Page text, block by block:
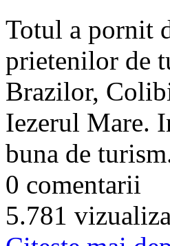
Totul a pornit
prietenilor de
Brazilor,
Iezerul Mare.
buna de
0 comentarii
5.781